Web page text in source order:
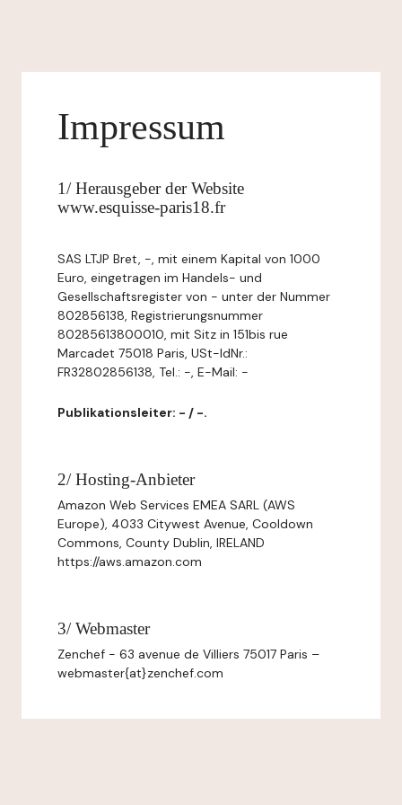
Impressum
1/ Herausgeber der Website
www.esquisse-paris18.fr
SAS LTJP Bret, -, mit einem Kapital von 1000
Euro, eingetragen im Handels- und
Gesellschaftsregister von - unter der Nummer
802856138, Registrierungsnummer
80285613800010, mit Sitz in 151bis rue
Marcadet 75018 Paris, USt-IdNr.:
FR32802856138, Tel.: -, E-Mail: -
Publikationsleiter: - / -.
2/ Hosting-Anbieter
Amazon Web Services EMEA SARL (AWS
Europe), 4033 Citywest Avenue, Cooldown
Commons, County Dublin, IRELAND
https://aws.amazon.com
3/ Webmaster
Zenchef - 63 avenue de Villiers 75017 Paris –
webmaster{at}zenchef.com